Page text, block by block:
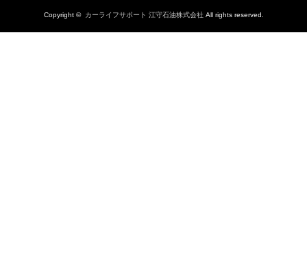
Copyright © カーライフサポート 江守石油株式会社All rights reserved.